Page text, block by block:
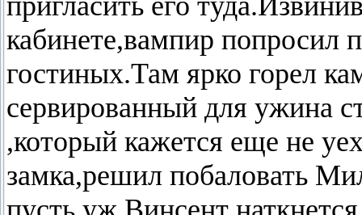
кабинете,вампир попросил
гостиных.Там ярко горел
сервированный для ужина
,который кажется еще не
замка,решил побаловать